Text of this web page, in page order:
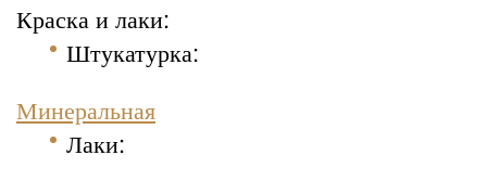
Краска и лаки:
Штукатурка:
Минеральная
Лаки: